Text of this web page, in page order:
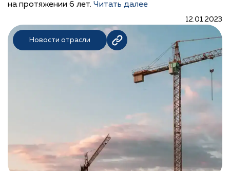
на протяжении 6 лет. Читать далее
12.01.2023
Новости отрасли